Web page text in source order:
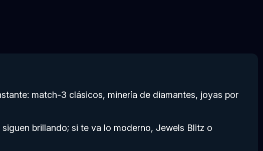
match-3 clásicos, minería de diamantes, joyas por
brillando; si te va lo moderno, Jewels Blitz o